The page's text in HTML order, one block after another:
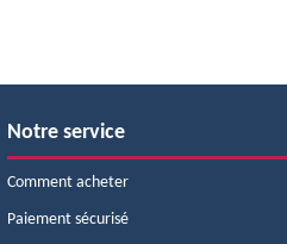
Notre service
Comment acheter
Paiement sécurisé